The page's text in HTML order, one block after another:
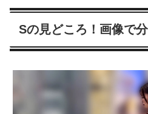
Sの見どころ！画像で